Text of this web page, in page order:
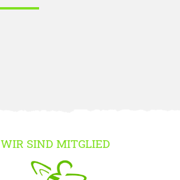
WIR SIND MITGLIED